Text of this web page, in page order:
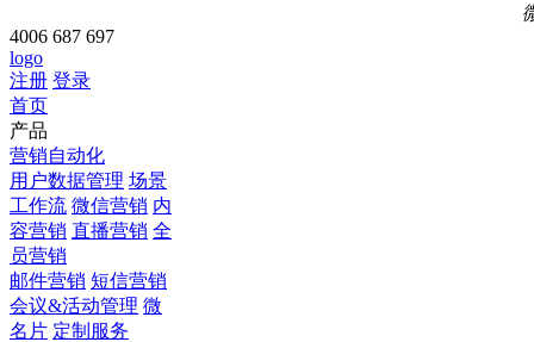
4006 687 697
logo
注册 登录
首页
产品
营销自动化
用户数据管理 场景
工作流 微信营销 内
容营销 直播营销 全
员营销
邮件营销 短信营销
会议&活动管理 微
名片 定制服务